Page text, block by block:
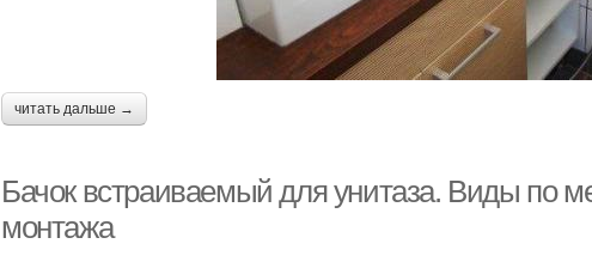
читать дальше →
Бачок встраиваемый для унитаза. Виды по
монтажа